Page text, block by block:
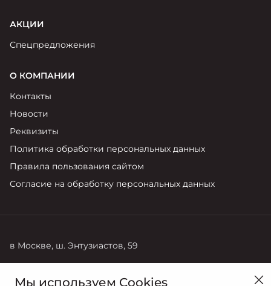
АКЦИИ
Спецпредложения
О КОМПАНИИ
Контакты
Новости
Реквизиты
Политика обработки персональных данных
Правила пользования сайтом
Согласие на обработку персональных данных
в Москве, ш. Энтузиастов, 59
Мы используем Cookies